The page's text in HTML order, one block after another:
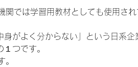
関では学習用教材としても使用され
がよく分からない」という日系企
つです。
。